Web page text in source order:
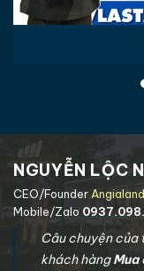
NGUYỄN LỘC
CEO/Founder
Mobile/Zalo
Câu chuyện của
khách hàngMua